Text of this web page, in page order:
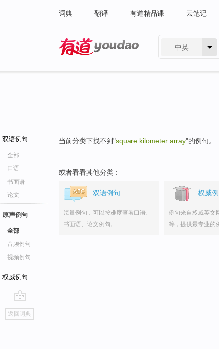
词典 翻译 有道精品课 云笔记
中英
双语例句
全部
口语
书面语
论文
原声例句
全部
音频例句
视频例句
权威例句
go
top
返回词典
当前分类下找不到"square kilometer array"的例句。
或者看看其他分类：
双语例句
海量例句，可以按难度查看口语、
书面语、论文例句。
权威
例句来自权威英文
等，提供最专业的